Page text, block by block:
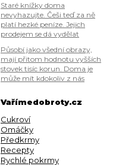
Staré knížky doma
nevyhazujte. Češi teď za ně
platí hezké peníze. Jejich
prodejem se dá vydělat
Působí jako všední obrazy,
mají přitom hodnotu vyšších
stovek tisíc korun. Doma je
může mít kdokoliv z nás
Vařímedobroty.cz
Cukroví
Omáčky
Předkrmy
Recepty
Rychlé pokrmy